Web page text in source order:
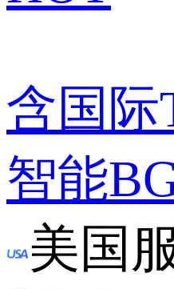
含国际
智能
美国